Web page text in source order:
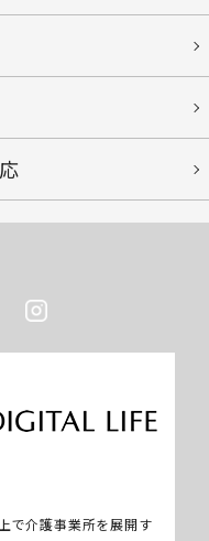
Youtube
で介護事業所を展開す